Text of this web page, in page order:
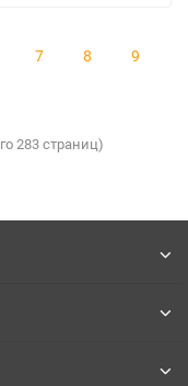
7 8 9
283 страниц)